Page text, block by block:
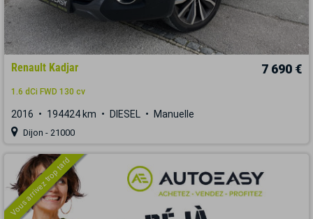
Renault Kadjar 7 690 €
1.6 dCi FWD 130 cv
2016 194424 km DIESEL Manuelle
Dijon - 21000
Vous arrivez trop tard